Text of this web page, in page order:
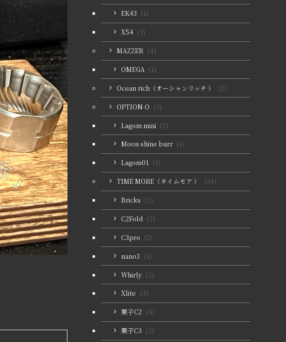
EK43 (1)
X54 (1)
MAZZER (4)
OMEGA (1)
Ocean rich（オーシャンリッチ ）
(2)
OPTION-O (3)
Lagom mini (2)
Moon shine burr (1)
Lagom01 (1)
TIME MORE（タイムモア ）
(34)
Bricks (2)
C2Fold (2)
C3pro (2)
nano3 (1)
Whirly (2)
Xlite (3)
栗子C2 (4)
栗子C3 (2)